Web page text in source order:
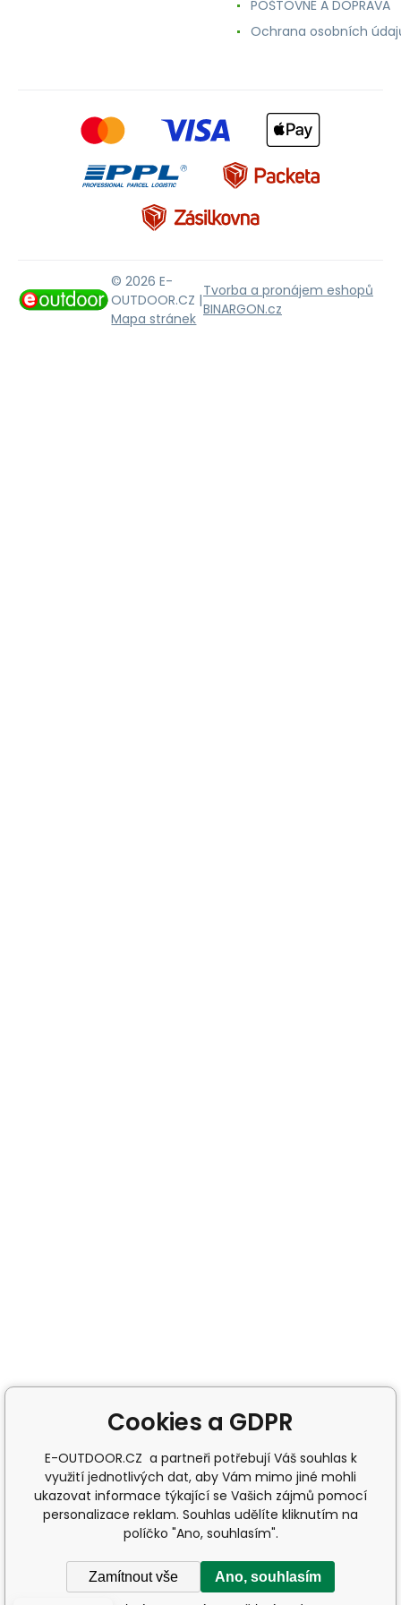
POŠTOVNÉ A DOPRAVA
Ochrana osobních
© 2026 E-
OUTDOOR.CZ |
Mapa stránek
Tvorba a pronájem eshopů
BINARGON.cz
Cookies a GDPR
E-OUTDOOR.CZ a partneři potřebují Váš souhlas k
využití jednotlivých dat, aby Vám mimo jiné mohli
ukazovat informace týkající se Vašich zájmů pomocí
personalizace reklam. Souhlas udělíte kliknutím na
políčko "Ano, souhlasím".
Zamítnout vše Ano, souhlasím